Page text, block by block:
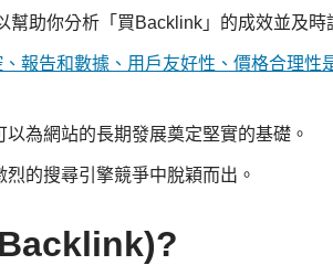
助你分析「買Backlink」的成效並及時
報告和數據、用戶友好性、價格合理性
為網站的長期發展奠定堅實的基礎。
的搜尋引擎競爭中脫穎而出。